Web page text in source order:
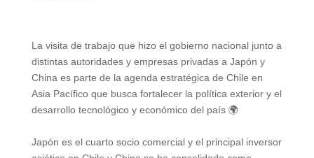
La visita de trabajo que hizo el gobierno nacional junto a
distintas autoridades y empresas privadas a Japón y
China es parte de la agenda estratégica de Chile en
Asia Pacífico que busca fortalecer la política exterior y el
desarrollo tecnológico y económico del país 🌍
Japón es el cuarto socio comercial y el principal inversor